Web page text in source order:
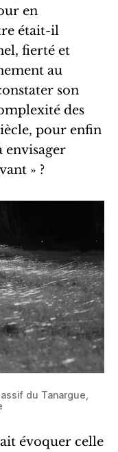
en
était-il
fierté et
au
son
des
pour enfin
envisager
» ?
du Tanargue,
évoquer celle